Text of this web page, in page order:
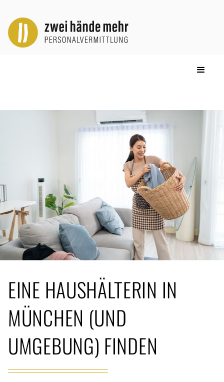
EINE HAUSHÄLTERIN IN
MÜNCHEN (UND
UMGEBUNG) FINDEN